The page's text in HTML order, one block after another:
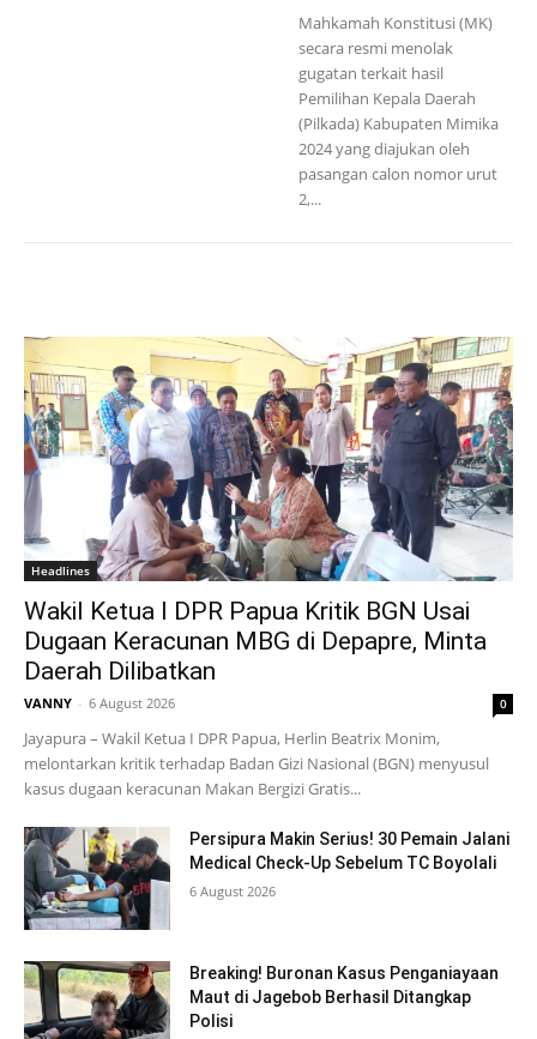
Mahkamah Konstitusi (MK)
secara resmi menolak
gugatan terkait hasil
Pemilihan Kepala Daerah
(Pilkada) Kabupaten Mimika
2024 yang diajukan oleh
pasangan calon nomor urut
2,...
Headlines
Wakil Ketua I DPR Papua Kritik BGN Usai
Dugaan Keracunan MBG di Depapre, Minta
Daerah Dilibatkan
VANNY - 6 August 2026 0
Jayapura – Wakil Ketua I DPR Papua, Herlin Beatrix Monim,
melontarkan kritik terhadap Badan Gizi Nasional (BGN) menyusul
kasus dugaan keracunan Makan Bergizi Gratis...
Persipura Makin Serius! 30 Pemain Jalani
Medical Check-Up Sebelum TC Boyolali
6 August 2026
Breaking! Buronan Kasus Penganiayaan
Maut di Jagebob Berhasil Ditangkap
Polisi